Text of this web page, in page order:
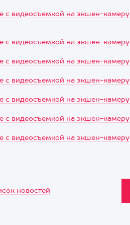
с видеосъемкой на экшен-камеру
с видеосъемкой на экшен-камеру
с видеосъемкой на экшен-камеру
с видеосъемкой на экшен-камеру
с видеосъемкой на экшен-камеру
с видеосъемкой на экшен-камеру
с видеосъемкой на экшен-камеру
новостей